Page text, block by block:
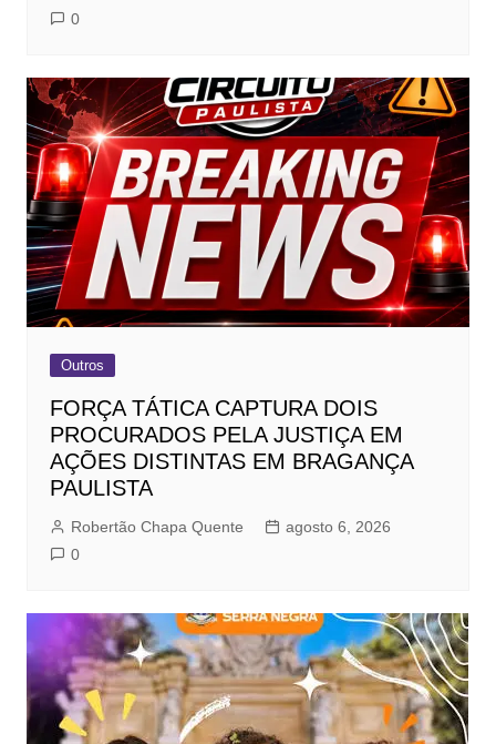
0
Outros
FORÇA TÁTICA CAPTURA DOIS
PROCURADOS PELA JUSTIÇA EM
AÇÕES DISTINTAS EM BRAGANÇA
PAULISTA
Robertão Chapa Quente
agosto 6, 2026
0